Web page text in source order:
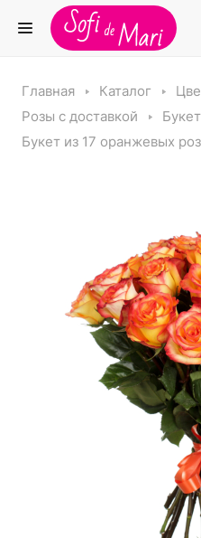
Главная Каталог
Розы с доставкой
Букет из 17 оранжевых роз